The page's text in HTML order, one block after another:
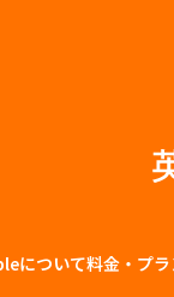
について料金・プラ